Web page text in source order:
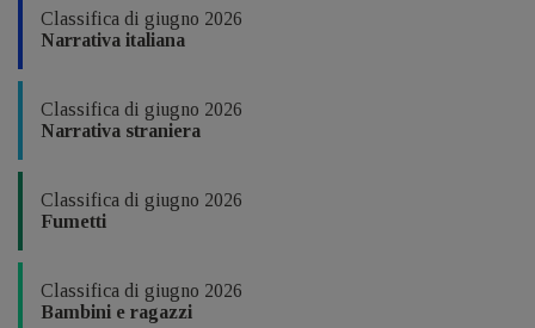
Classifica di giugno 2026
Narrativa italiana
Classifica di giugno 2026
Narrativa straniera
Classifica di giugno 2026
Fumetti
Classifica di giugno 2026
Bambini e ragazzi